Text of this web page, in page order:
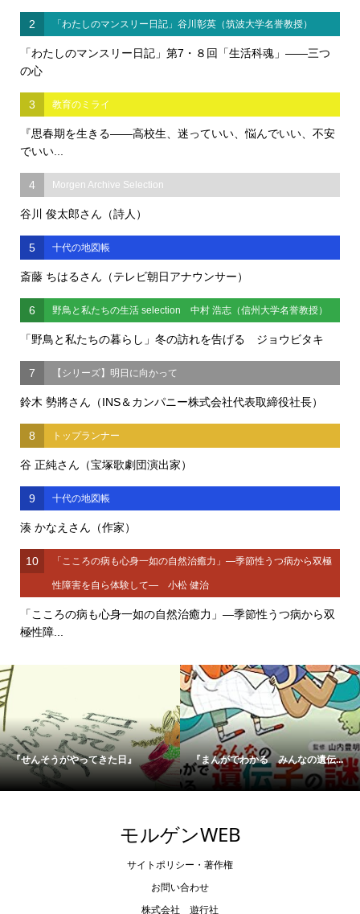
2 「わたしのマンスリー日記」谷川彰英（筑波大学名誉教授）
「わたしのマンスリー日記」第7・８回「生活科魂」――三つ
の心
3 教育のミライ
『思春期を生きる――高校生、迷っていい、悩んでいい、不安
でいい...
4 Morgen Archive Selection
谷川 俊太郎さん（詩人）
5 十代の地図帳
斎藤 ちはるさん（テレビ朝日アナウンサー）
6 野鳥と私たちの生活 selection 中村 浩志（信州大学名誉教授）
「野鳥と私たちの暮らし」冬の訪れを告げる ジョウビタキ
7 【シリーズ】明日に向かって
鈴木 勢將さん（INS＆カンパニー株式会社代表取締役社長）
8 トップランナー
谷 正純さん（宝塚歌劇団演出家）
9 十代の地図帳
湊 かなえさん（作家）
10 「こころの病も心身一如の自然治癒力」―季節性うつ病から双極
性障害を自ら体験して― 小松 健治
「こころの病も心身一如の自然治癒力」―季節性うつ病から双
極性障...
そうがやってきた日』 『まんがでわかる みんなの遺伝... 『孤
モルゲンWEB
サイトポリシー・著作権
お問い合わせ
株式会社 遊行社